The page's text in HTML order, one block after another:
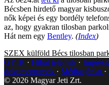
Bécsben hirdető magyar
nők képei és egy bordély
az, hogy gyakran tilosban
Hát nem egy Bentley. (Index)
SZEX külföld Bécs tilosban
GYIK
Hibát jelentek
dokumentumok
Médiaajánlat
© 2026 Magyar Jeti Zrt.